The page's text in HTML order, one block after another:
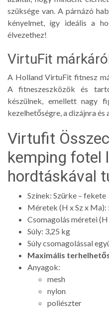
szüksége van. A párnázó
kényelmet, így ideális a
élvezethez!
VirtuFit
A Holland VirtuFit fitnesz
A fitneszeszközök és
készülnek, emellett nagy
kezelhetőségre, a dizájnra
Virtufit
kemping fotel
hordtáskával
Színek: Szürke – fekete
Méretek (H x Sz x Ma):
Csomagolás méretei
Súly: 3,25 kg
Súly csomagolással
Maximális
Anyagok:
mesh
nylon
poliészter